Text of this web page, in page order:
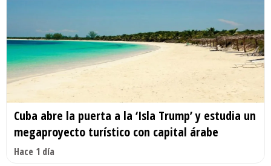
Cuba abre la puerta a la ‘Isla Trump’ y estudia un
megaproyecto turístico con capital árabe
Hace 1 día